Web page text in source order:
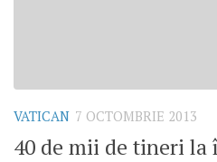
VATICAN 7 OCTOMBRIE 2013
40 de mii de tineri la